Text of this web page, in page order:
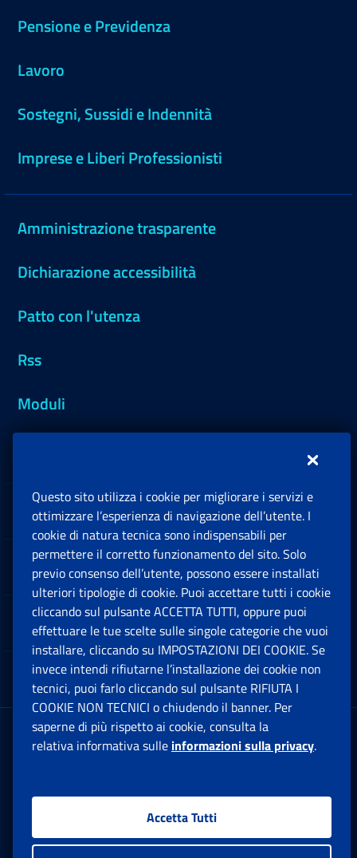
Pensione e Previdenza
Lavoro
Sostegni, Sussidi e Indennità
Imprese e Liberi Professionisti
Amministrazione trasparente
Dichiarazione accessibilità
Patto con l'utenza
Rss
Moduli
Sedi e Contatti
Software
Note Legali
App mobile
Sede Legale : Via Ciro il Grande, 21
00144 Roma
Facebook: Apre una nuova finestra
Twitter: Apre una nuova finestra
Whatsapp: Apre una nuova
Youtube: Apre una
Instagram:
Questo sito utilizza i cookie per migliorare i servizi e
ottimizzare l’esperienza di navigazione dell’utente. I
cookie di natura tecnica sono indispensabili per
permettere il corretto funzionamento del sito. Solo
previo consenso dell’utente, possono essere installati
ulteriori tipologie di cookie. Puoi accettare tutti i cookie
cliccando sul pulsante ACCETTA TUTTI, oppure puoi
effettuare le tue scelte sulle singole categorie che vuoi
installare, cliccando su IMPOSTAZIONI DEI COOKIE. Se
invece intendi rifiutarne l’installazione dei cookie non
tecnici, puoi farlo cliccando sul pulsante RIFIUTA I
COOKIE NON TECNICI o chiudendo il banner. Per
saperne di più rispetto ai cookie, consulta la
relativa informativa sulle informazioni sulla privacy.
Accetta Tutti